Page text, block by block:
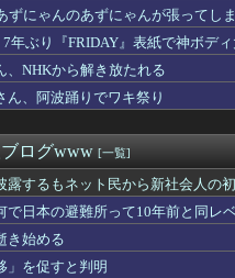
悲鳴！？」
はなく、荒木琉偉選手が登壇し
れちゃう
き大規模放流開始か 下流の工場地
イブに入りました」←これ
・・
が全く来なくなっていた
性加害、動画770本を発見
wｗｗｗｗｗｗｗｗ
ビ、自業自得すぎる立場に陥って
褒めてる日本、中国人からは馬鹿
面』する人っているよねｗｗ
ずにゃんのあずにゃんが張ってし
7年ぶり『FRIDAY』表紙で神ボデ
、NHKから解き放たれる
ん、阿波踊りでワキ祭り
ログwww [一覧]
露するもネット民から新社会人の
で日本の避難所って10年前と同レ
き始める
」を促すと判明